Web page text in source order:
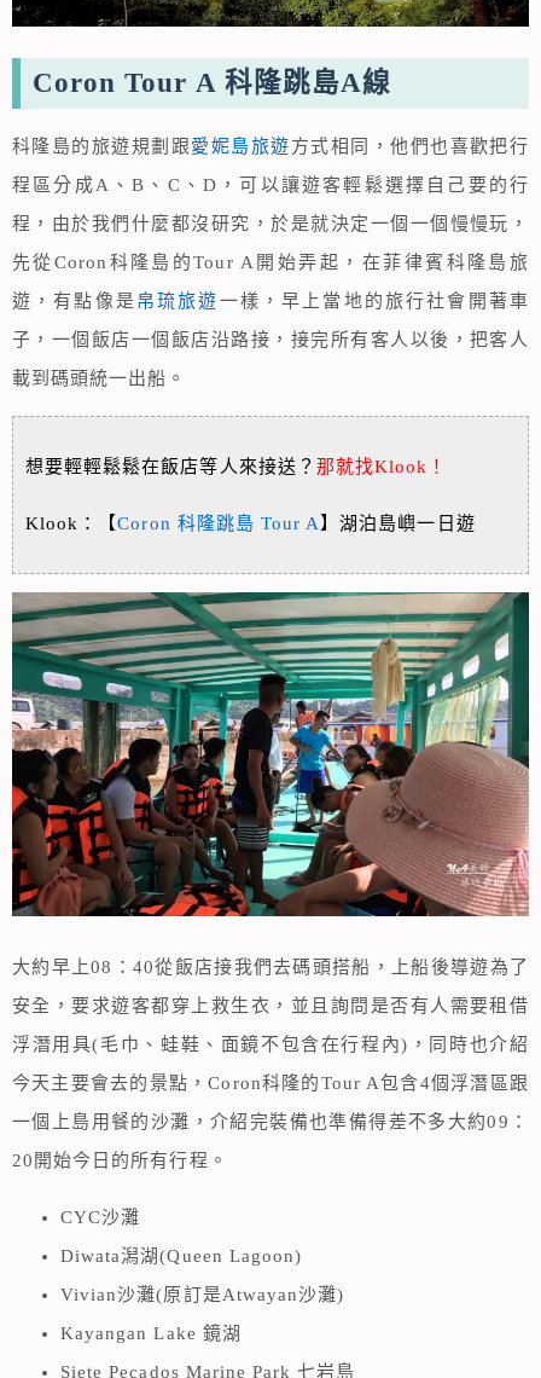
Coron Tour A 科隆跳島A線
科隆島的旅遊規劃跟愛妮島旅遊方式相同，他們也喜歡把行
程區分成A、B、C、D，可以讓遊客輕鬆選擇自己要的行
程，由於我們什麼都沒研究，於是就決定一個一個慢慢玩，
先從Coron科隆島的Tour A開始弄起，在菲律賓科隆島旅
遊，有點像是帛琉旅遊一樣，早上當地的旅行社會開著車
子，一個飯店一個飯店沿路接，接完所有客人以後，把客人
載到碼頭統一出船。
想要輕輕鬆鬆在飯店等人來接送？ 那就找Klook！
Klook：【Coron 科隆跳島 Tour A】湖泊島嶼一日遊
大約早上08：40從飯店接我們去碼頭搭船，上船後導遊為了
安全，要求遊客都穿上救生衣，並且詢問是否有人需要租借
浮潛用具(毛巾、蛙鞋、面鏡不包含在行程內)，同時也介紹
今天主要會去的景點，Coron科隆的Tour A包含4個浮潛區跟
一個上島用餐的沙灘，介紹完裝備也準備得差不多大約09：
20開始今日的所有行程。
CYC沙灘
Diwata潟湖(Queen Lagoon)
Vivian沙灘(原訂是Atwayan沙灘)
Kayangan Lake 鏡湖
Siete Pecados Marine Park 七岩島